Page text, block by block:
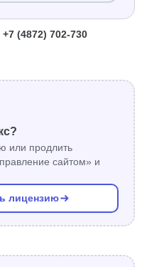
+7 (4872) 702-730
или продлить
сайтом» и
лицензию